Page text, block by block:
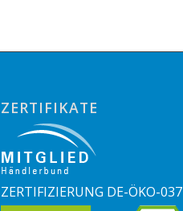
ZERTIFIKATE
ZERTIFIZIERUNG DE-ÖKO-037